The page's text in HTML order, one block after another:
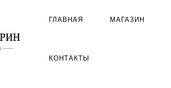
ГЛАВНАЯ МАГАЗИН
КОНТАКТЫ